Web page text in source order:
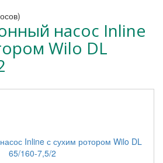
насос Inline
Wilo DL